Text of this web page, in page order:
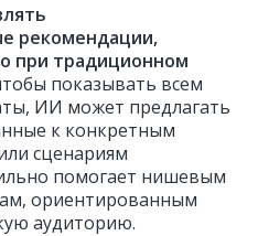
рекомендации,
при традиционном
показывать всем
ИИ может предлагать
к конкретным
сценариям
помогает нишевым
ориентированным
аудиторию.